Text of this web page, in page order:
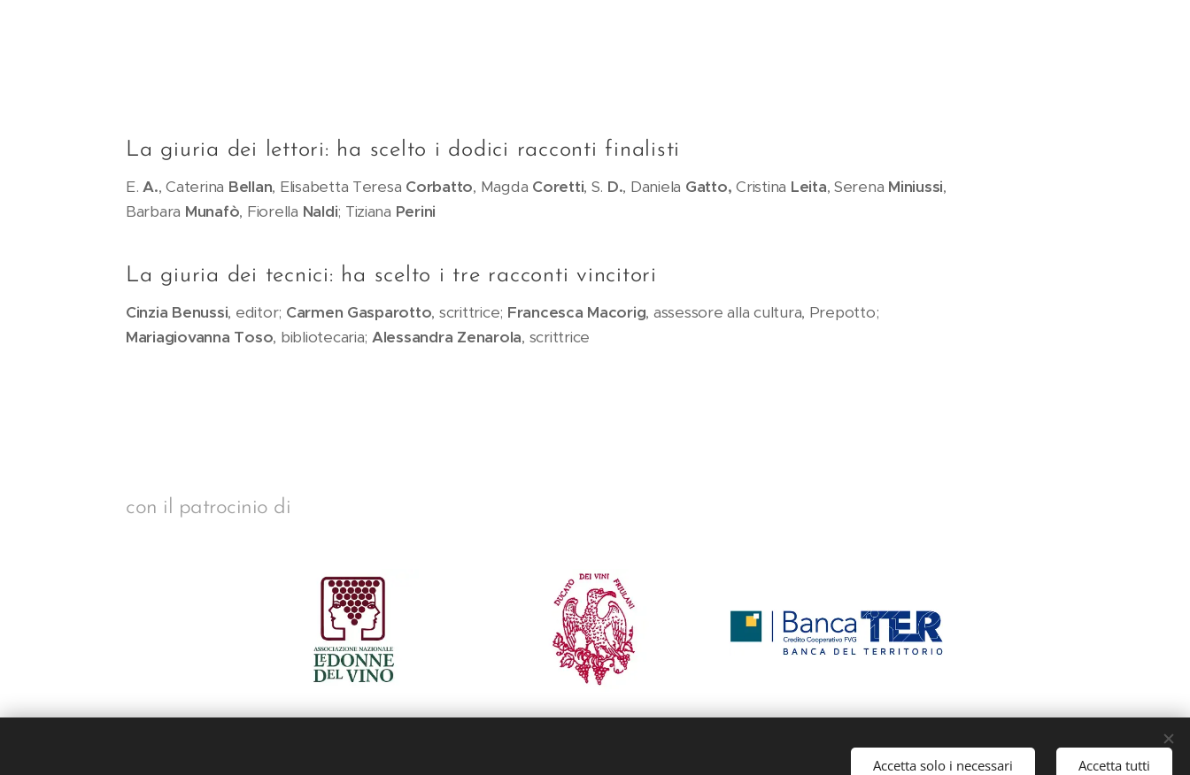
La giuria dei lettori: ha scelto i dodici racconti finalisti
E.A., Caterina Bellan, Elisabetta Teresa Corbatto, Magda Coretti, S. D., Daniela Gatto, Cristina Leita, Serena Miniussi,
Barbara Munafò, Fiorella Naldi; Tiziana Perini
La giuria dei tecnici: ha scelto i tre racconti vincitori
Cinzia Benussi, editor; Carmen Gasparotto, scrittrice; Francesca Macorig, assessore alla cultura, Prepotto;
Mariagiovanna Toso, bibliotecaria; Alessandra Zenarola, scrittrice
con il patrocinio di
Accetta solo i necessari Accetta tutti